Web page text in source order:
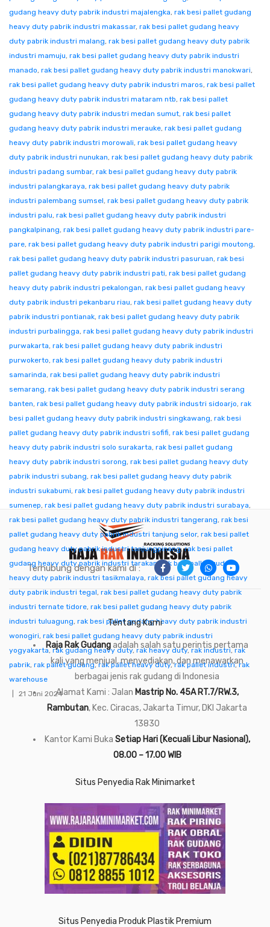
gudang heavy duty pabrik industri majalengka, rak besi pallet gudang
heavy duty pabrik industri makassar, rak besi pallet gudang heavy
duty pabrik industri malang, rak besi pallet gudang heavy duty pabrik
industri mamuju, rak besi pallet gudang heavy duty pabrik industri
manado, rak besi pallet gudang heavy duty pabrik industri manokwari,
rak besi pallet gudang heavy duty pabrik industri maros, rak besi pallet
gudang heavy duty pabrik industri mataram ntb, rak besi pallet
gudang heavy duty pabrik industri medan sumut, rak besi pallet
gudang heavy duty pabrik industri merauke, rak besi pallet gudang
heavy duty pabrik industri morowali, rak besi pallet gudang heavy
duty pabrik industri nunukan, rak besi pallet gudang heavy duty pabrik
industri padang sumbar, rak besi pallet gudang heavy duty pabrik
industri palangkaraya, rak besi pallet gudang heavy duty pabrik
industri palembang sumsel, rak besi pallet gudang heavy duty pabrik
industri palu, rak besi pallet gudang heavy duty pabrik industri
pangkalpinang, rak besi pallet gudang heavy duty pabrik industri pare-
pare, rak besi pallet gudang heavy duty pabrik industri parigi moutong,
rak besi pallet gudang heavy duty pabrik industri pasuruan, rak besi
pallet gudang heavy duty pabrik industri pati, rak besi pallet gudang
heavy duty pabrik industri pekalongan, rak besi pallet gudang heavy
duty pabrik industri pekanbaru riau, rak besi pallet gudang heavy duty
pabrik industri pontianak, rak besi pallet gudang heavy duty pabrik
industri purbalingga, rak besi pallet gudang heavy duty pabrik industri
purwakarta, rak besi pallet gudang heavy duty pabrik industri
purwokerto, rak besi pallet gudang heavy duty pabrik industri
samarinda, rak besi pallet gudang heavy duty pabrik industri
semarang, rak besi pallet gudang heavy duty pabrik industri serang
banten, rak besi pallet gudang heavy duty pabrik industri sidoarjo, rak
besi pallet gudang heavy duty pabrik industri singkawang, rak besi
pallet gudang heavy duty pabrik industri sofifi, rak besi pallet gudang
heavy duty pabrik industri solo surakarta, rak besi pallet gudang
heavy duty pabrik industri sorong, rak besi pallet gudang heavy duty
pabrik industri subang, rak besi pallet gudang heavy duty pabrik
industri sukabumi, rak besi pallet gudang heavy duty pabrik industri
sumenep, rak besi pallet gudang heavy duty pabrik industri surabaya,
rak besi pallet gudang heavy duty pabrik industri tangerang, rak besi
pallet gudang heavy duty pabrik industri tanjung selor, rak besi pallet
gudang heavy duty pabrik industri tanjungpinang,rak besi pallet
gudang heavy duty pabrik industri tarakan, rak besi pallet gudang
heavy duty pabrik industri tasikmalaya, rak besi pallet gudang heavy
duty pabrik industri tegal, rak besi pallet gudang heavy duty pabrik
industri ternate tidore, rak besi pallet gudang heavy duty pabrik
industri tuluagung, rak besi pallet gudang heavy duty pabrik industri
wonogiri, rak besi pallet gudang heavy duty pabrik industri
yogyakarta,rak gudang heavy duty,rak heavy duty,rak industri,rak
pabrik, rak pallet gudang,rak pallet heavy duty,rak pallet industri,rak
warehouse
21 Juni 2024
Terhubung dengan kami di :
Tentang Kami
Raja Rak Gudangadalah salah satu perintis pertama
kali yang menjual, menyediakan, dan menawarkan
berbagai jenis rak gudang di Indonesia
Alamat Kami : Jalan Mastrip No. 45A RT.7/RW.3,
Rambutan, Kec. Ciracas, Jakarta Timur, DKI Jakarta
13830
Kantor Kami Buka Setiap Hari (Kecuali Libur Nasional),
08.00 – 17.00 WIB
Situs Penyedia Rak Minimarket
Situs Penyedia Produk Plastik Premium